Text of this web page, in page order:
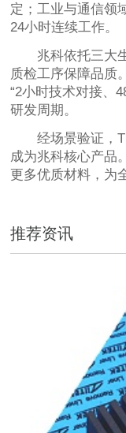
定；工业与通信领
24小时连续工作。
兆科依托三大
质检工序保障品质
“2小时技术对接、
研发周期。
经场景验证，
成为兆科核心产品
更多优质材料，为
推荐资讯